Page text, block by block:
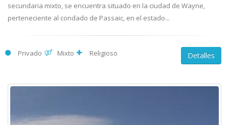
secundaria mixto, se encuentra situado en la ciudad de Wayne,
perteneciente al condado de Passaic, en el estado...
Detalles
Privado Mixto Religioso